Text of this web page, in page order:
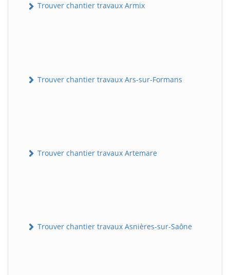
Trouver chantier travaux Armix
Trouver chantier travaux Ars-sur-Formans
Trouver chantier travaux Artemare
Trouver chantier travaux Asnières-sur-Saône